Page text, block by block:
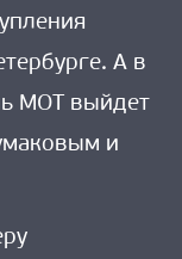
А в
МОТ выйдет
и